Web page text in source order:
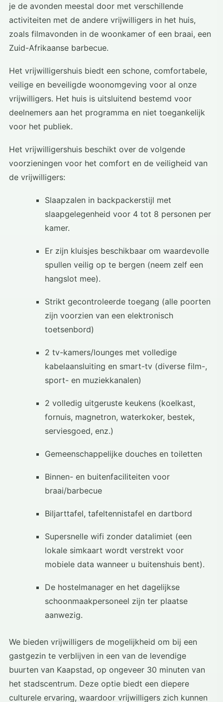
je de avonden meestal door met verschillende
activiteiten met de andere vrijwilligers in het huis,
zoals filmavonden in de woonkamer of een braai, een
Zuid-Afrikaanse barbecue.
Het vrijwilligershuis biedt een schone, comfortabele,
veilige en beveiligde woonomgeving voor al onze
vrijwilligers. Het huis is uitsluitend bestemd voor
deelnemers aan het programma en niet toegankelijk
voor het publiek.
Het vrijwilligershuis beschikt over de volgende
voorzieningen voor het comfort en de veiligheid van
de vrijwilligers:
Slaapzalen in backpackerstijl met
slaapgelegenheid voor 4 tot 8 personen per
kamer.
Er zijn kluisjes beschikbaar om waardevolle
spullen veilig op te bergen (neem zelf een
hangslot mee).
Strikt gecontroleerde toegang (alle poorten
zijn voorzien van een elektronisch
toetsenbord)
2 tv-kamers/lounges met volledige
kabelaansluiting en smart-tv (diverse film-,
sport- en muziekkanalen)
2 volledig uitgeruste keukens (koelkast,
fornuis, magnetron, waterkoker, bestek,
serviesgoed, enz.)
Gemeenschappelijke douches en toiletten
Binnen- en buitenfaciliteiten voor
braai/barbecue
Biljarttafel, tafeltennistafel en dartbord
Supersnelle wifi zonder datalimiet (een
lokale simkaart wordt verstrekt voor
mobiele data wanneer u buitenshuis bent).
De hostelmanager en het dagelijkse
schoonmaakpersoneel zijn ter plaatse
aanwezig.
We bieden vrijwilligers de mogelijkheid om bij een
gastgezin te verblijven in een van de levendige
buurten van Kaapstad, op ongeveer 30 minuten van
het stadscentrum. Deze optie biedt een diepere
culturele ervaring, waardoor vrijwilligers zich kunnen